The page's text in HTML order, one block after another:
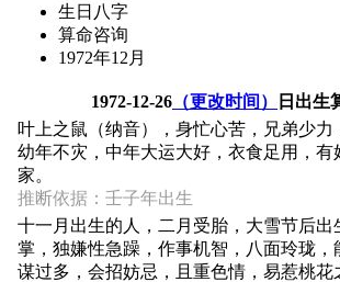
生日八字
算命咨询
1972年12月
1972-12-26 （更改时间）
日出生
叶上之鼠（纳音），身忙心苦，兄弟少力
幼年不灾，中年大运大好，衣食足用，有
家。
推断依据：壬子年出生
十一月出生的人，二月受胎，大雪节后出
掌，独嫌性急躁，作事机智，八面玲珑，
谋过多，会招妨忌，且重色情，易惹桃花